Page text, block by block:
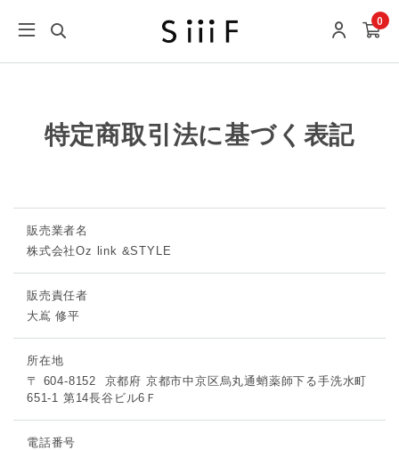
0
特定商取引法に基づく表記
販売業者名
株式会社Oz link &STYLE
販売責任者
大嶌 修平
所在地
〒 604-8152 京都府 京都市中京区烏丸通蛸薬師下る手洗水町
651-1 第14長谷ビル6Ｆ
電話番号